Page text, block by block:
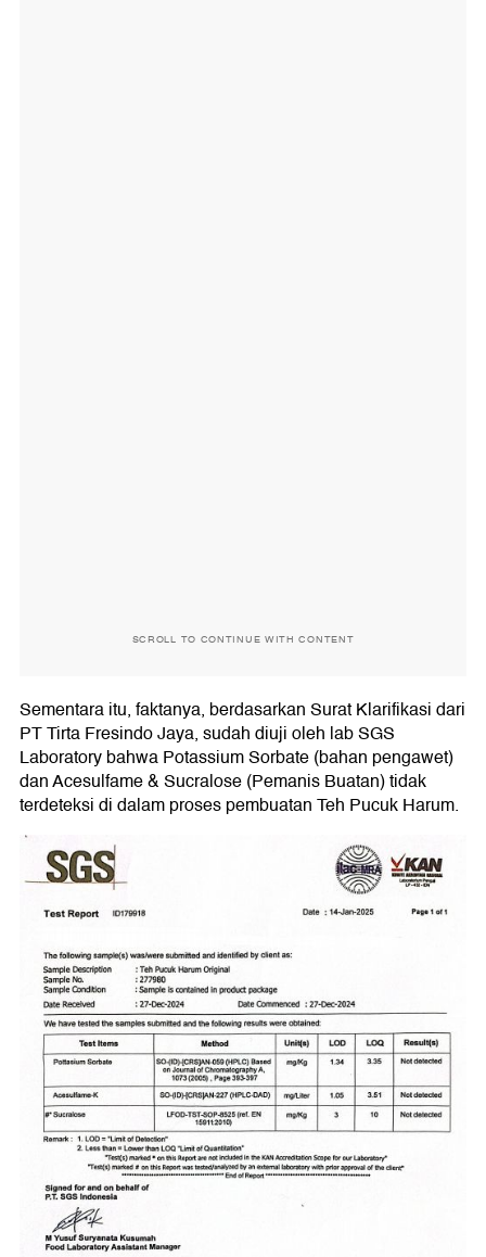
SCROLL TO CONTINUE WITH CONTENT
Sementara itu, faktanya, berdasarkan Surat Klarifikasi dari
PT Tirta Fresindo Jaya, sudah diuji oleh lab SGS
Laboratory bahwa Potassium Sorbate (bahan pengawet)
danAcesulfame & Sucralose (Pemanis Buatan) tidak
terdeteksi di dalam proses pembuatan Teh Pucuk Harum.